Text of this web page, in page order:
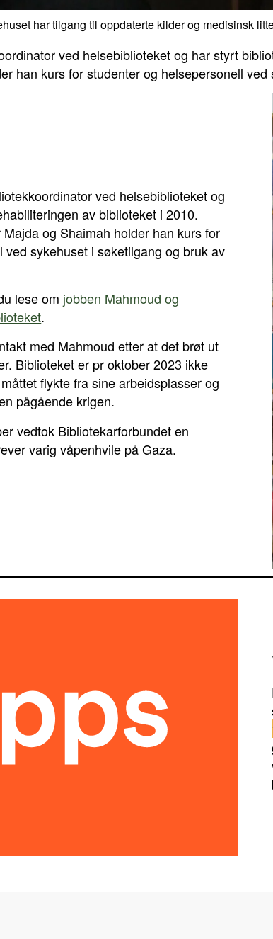
har tilgang til oppdaterte kilder og medisinsk
ved helsebiblioteket og har styrt
han kurs for studenter og helsepersonell
ved helsebiblioteket og
av biblioteket i 2010.
og Shaimah holder han kurs for
sykehuset i søketilgang og bruk av
lese om jobben Mahmoud og
.
med Mahmoud etter at det brøt ut
Biblioteket er pr oktober 2023 ikke
flykte fra sine arbeidsplasser og
pågående krigen.
vedtok Bibliotekarforbundet en
varig våpenhvile på Gaza.